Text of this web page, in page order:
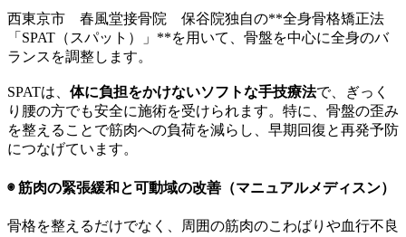
西東京市 春風堂接骨院 保谷院独自の**全身骨格矯正法
「SPAT（スパット）」**を用いて、骨盤を中心に全身のバ
ランスを調整します。
SPATは、 体に負担をかけないソフトな手技療法で、ぎっく
り腰の方でも安全に施術を受けられます。特に、骨盤の歪み
を整えることで筋肉への負荷を減らし、早期回復と再発予防
につなげています。
◉ 筋肉の緊張緩和と可動域の改善（マニュアルメディスン）
骨格を整えるだけでなく、周囲の筋肉のこわばりや血行不良